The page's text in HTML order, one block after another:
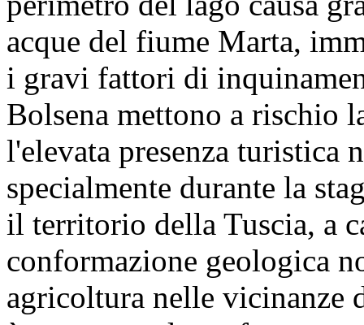
acque del fiume Marta,
i gravi fattori di
Bolsena mettono a rischio
l'elevata presenza turistica
specialmente durante la
il territorio della Tuscia, a
conformazione geologica
agricoltura nelle vicinanze